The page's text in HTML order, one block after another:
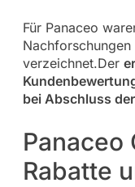
Für Panaceo
verzeichnet.Der
bei Abschluss
Panaceo
Rabatte